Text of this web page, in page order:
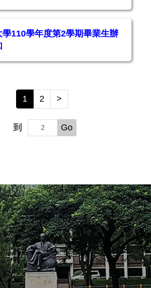
學110學年度第2學期畢業生辦
1 2 >
到 Go